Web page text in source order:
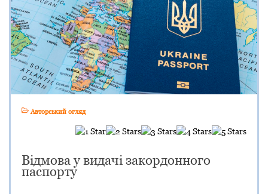
Авторський огляд
Відмова у видачі закордонного
паспорту